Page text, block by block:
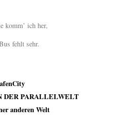
komm’ ich her,
fehlt sehr.
PARALLELWELT
anderen Welt